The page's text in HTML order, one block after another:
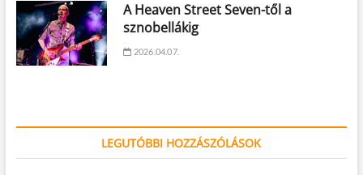
A Heaven Street Seven-től a
sznobellákig
2026.04.07.
LEGUTÓBBI HOZZÁSZÓLÁSOK